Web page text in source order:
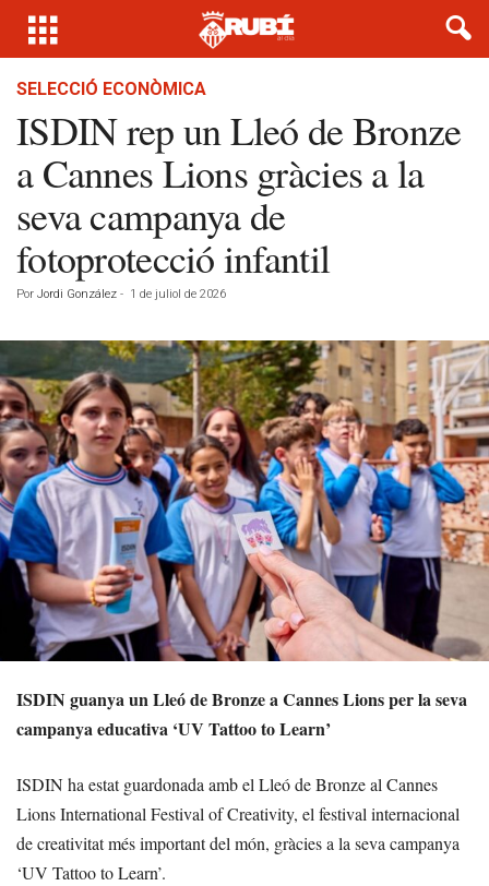
SELECCIÓ ECONÒMICA
ISDIN rep un Lleó de Bronze
a Cannes Lions gràcies a la
seva campanya de
fotoprotecció infantil
Por Jordi González - 1 de juliol de 2026
ISDIN guanya un Lleó de Bronze a Cannes Lions per la seva
campanya educativa ‘UV Tattoo to Learn’
ISDIN ha estat guardonada amb el Lleó de Bronze al Cannes
Lions International Festival of Creativity, el festival internacional
de creativitat més important del món, gràcies a la seva campanya
‘UV Tattoo to Learn’.